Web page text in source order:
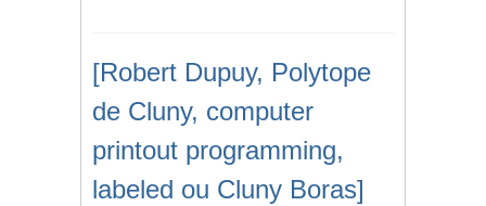
[Robert Dupuy, Polytope
de Cluny, computer
printout programming,
labeled ou Cluny Boras]